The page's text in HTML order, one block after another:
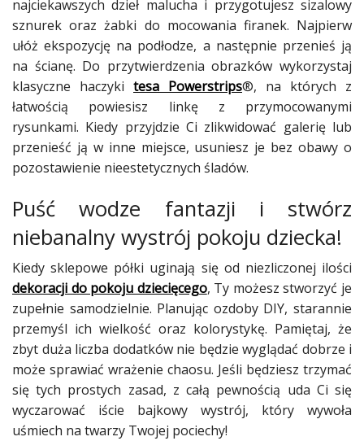
najciekawszych dzieł malucha i przygotujesz sizalowy
sznurek oraz żabki do mocowania firanek. Najpierw
ułóż ekspozycję na podłodze, a następnie przenieś ją
na ścianę. Do przytwierdzenia obrazków wykorzystaj
klasyczne haczyki tesa Powerstrips®, na których z
łatwością powiesisz linkę z przymocowanymi
rysunkami. Kiedy przyjdzie Ci zlikwidować galerię lub
przenieść ją w inne miejsce, usuniesz je bez obawy o
pozostawienie nieestetycznych śladów.
Puść wodze fantazji i stwórz
niebanalny wystrój pokoju dziecka!
Kiedy sklepowe półki uginają się od niezliczonej ilości
dekoracji do pokoju dziecięcego, Ty możesz stworzyć je
zupełnie samodzielnie. Planując ozdoby DIY, starannie
przemyśl ich wielkość oraz kolorystykę. Pamiętaj, że
zbyt duża liczba dodatków nie będzie wyglądać dobrze i
może sprawiać wrażenie chaosu. Jeśli będziesz trzymać
się tych prostych zasad, z całą pewnością uda Ci się
wyczarować iście bajkowy wystrój, który wywoła
uśmiech na twarzy Twojej pociechy!